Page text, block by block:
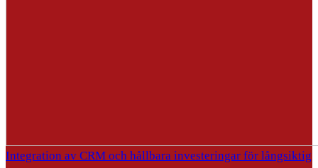
Integration av CRM och hållbara investeringar för långsiktig